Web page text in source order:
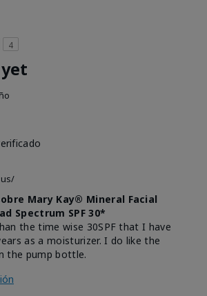
4
Mary Kay® Mineral Facial
Spectrum SPF 30*
the time wise 30SPF that I have
as a moisturizer. I do like the
the pump bottle.